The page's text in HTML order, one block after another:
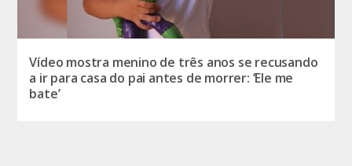
Vídeo mostra menino de três anos se recusando
a ir para casa do pai antes de morrer: ‘Ele me
bate’